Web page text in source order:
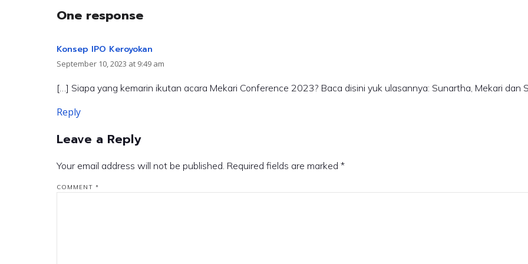
One response
Konsep IPO Keroyokan
September 10, 2023 at 9:49 am
[…] Siapa yang kemarin ikutan acara Mekari Conference 2023? Baca disini yuk ulasannya: Sunartha, Mekari dan
Reply
Leave a Reply
Your email address will not be published. Required fields are marked *
COMMENT *